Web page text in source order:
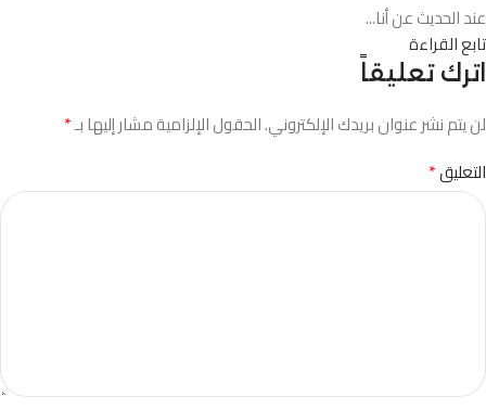
عند الحديث عن أنا...
تابع القراءة
اترك تعليقاً
لن يتم نشر عنوان بريدك الإلكتروني.الحقول الإلزامية مشار إليها بـ*
التعليق*